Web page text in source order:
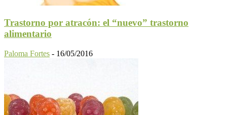
Trastorno por atracón: el “nuevo” trastorno
alimentario
Paloma Fortes - 16/05/2016